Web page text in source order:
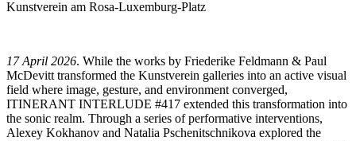
Kunstverein am Rosa-Luxemburg-Platz
17 April 2026. While the works by Friederike Feldmann & Paul
McDevitt transformed the Kunstverein galleries into an active visual
field where image, gesture, and environment converged,
ITINERANT INTERLUDE #417 extended this transformation into
the sonic realm. Through a series of performative interventions,
Alexey Kokhanov and Natalia Pschenitschnikova explored the